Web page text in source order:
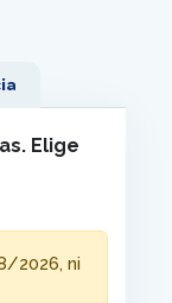
Elige
2026, ni